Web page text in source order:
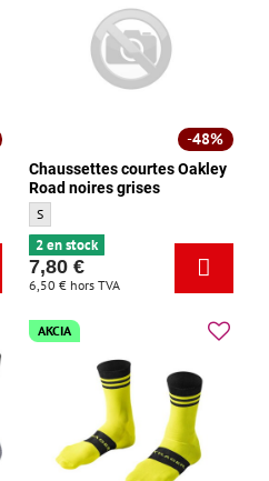
Merino Wool bleu - Taille:
Crew Merino Wool bleu - Taille:
48%
Chaussettes courtes Oakley
Road noires grises
Chaussettes courtes Oakley Road noires
S
2 en stock
7,80 €
6,50 € hors TVA
AKCIA